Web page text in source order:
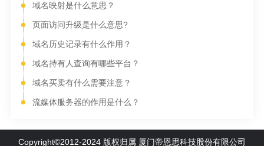
域名映射是什么意思？
页面访问升级是什么意思?
域名历史记录有什么作用？
域名持有人查询有哪些平台？
域名买卖有什么需要注意？
流媒体服务器的作用是什么？
Copyright©2012-2024 版权归属 厦门帝恩思科技股份有限公司